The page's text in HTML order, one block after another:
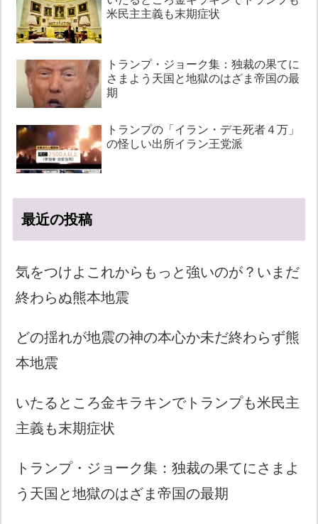
米民主主義も末期症状
トランプ・ジョーク集：独裁の果てに
さまよう天国と地獄のはざま帝国の最
期
トランプの「イラン・デモ死者４万」
の怪しい出所イラン王党派
最近の投稿
気をつけよこれからもっと強いのが？いまだ
終わらぬ熊本地震
どの揺れが地震の神の本心か未だ終わらず熊
本地震
いたるところ金キラキンでトランプも米民主
主義も末期症状
トランプ・ジョーク集：独裁の果てにさまよ
う天国と地獄のはざま帝国の最期